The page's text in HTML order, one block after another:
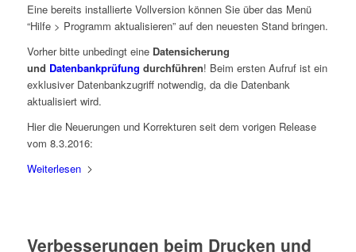
Eine bereits installierte Vollversion können Sie über das Menü
“Hilfe > Programm aktualisieren” auf den neuesten Stand bringen.
Vorher bitte unbedingt eine Datensicherung
und Datenbankprüfung durchführen! Beim ersten Aufruf ist ein
exklusiver Datenbankzugriff notwendig, da die Datenbank
aktualisiert wird.
Hier die Neuerungen und Korrekturen seit dem vorigen Release
vom 8.3.2016:
Weiterlesen
Verbesserungen beim Drucken und